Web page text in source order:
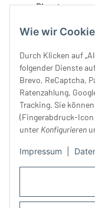
Wie wir
Durch Klicken auf
folgender Dienste
Brevo, ReCaptcha,
Ratenzahlung,
Tracking. Sie
(Fingerabdruck-
unter Konfigurieren
Impressum
Dienstag:
Donnerstag:
Samstag:
Unser Service
Rechtliches